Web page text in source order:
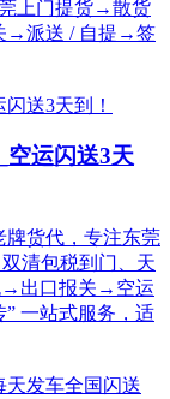
上门提货→散货
→派送 / 自提→签
空运闪送3天
牌货代，专注东莞
清包税到门、天
→出口报关→空运
一站式服务，适